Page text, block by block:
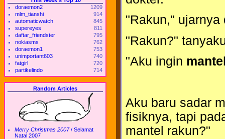
doraemon2
1209
mlm_tianshi
914
automaticwatch
845
supereyes
811
daftar_friendster
795
nokiasms
762
doraemon1
753
unimportant603
740
fatgirl
720
partikelindo
714
Random Articles
Merry Christmas 2007/ Selamat
Natal 2007
"Rakun," ujarnya
"Rakun?"
"Aku ingin
Aku baru sadar
fisiknya, tapi
mantel rakun?"